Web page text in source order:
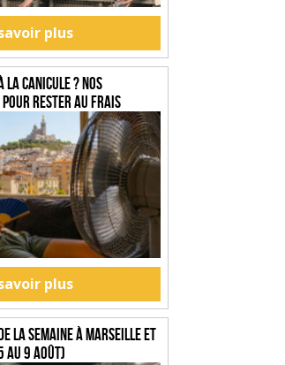
plus
la canicule ? Nos
pour rester au frais
plus
la semaine à Marseille et
au 9 août)